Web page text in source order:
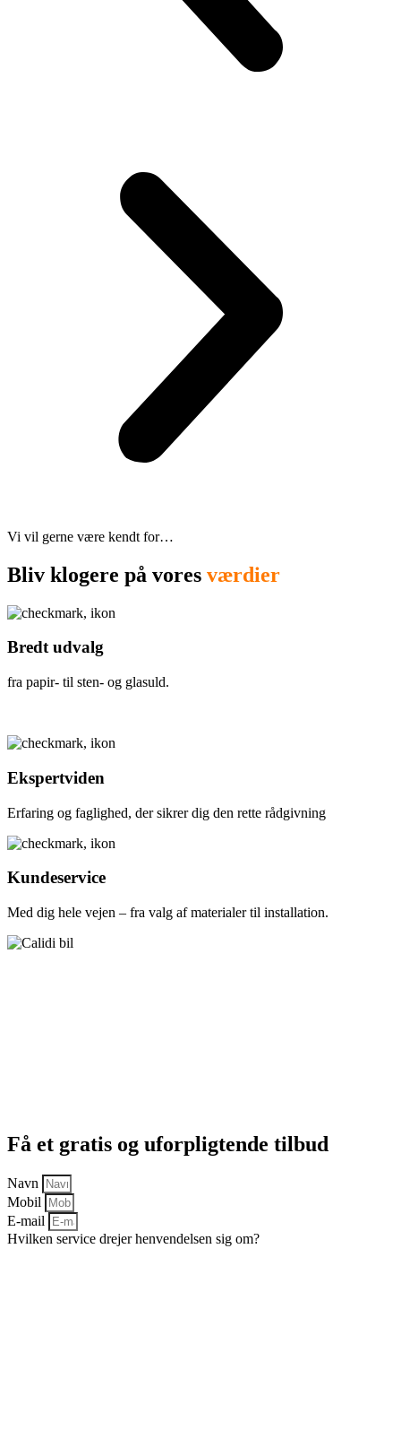
Vi vil gerne være kendt for…
Bliv klogere på vores værdier
Bredt udvalg
fra papir- til sten- og glasuld.
Ekspertviden
Erfaring og faglighed, der sikrer dig den rette rådgivning
Kundeservice
Med dig hele vejen – fra valg af materialer til installation.
Få et gratis og uforpligtende tilbud
Navn
Mobil
E-mail
Hvilken service drejer henvendelsen sig om?